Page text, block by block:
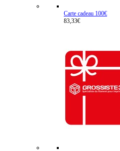
Carte cadeau 100€
83,33€